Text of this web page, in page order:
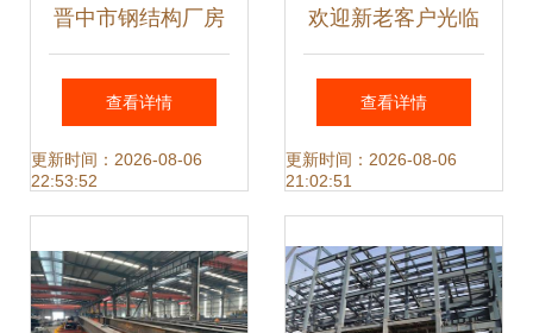
晋中市钢结构厂房
承重鉴定报告
查看详情
更新时间：2026-08-06
22:53:52
欢迎新老客户光临
探索钢结构构件加
工的未来与技术精
查看详情
更新时间：2026-08-06
21:02:51